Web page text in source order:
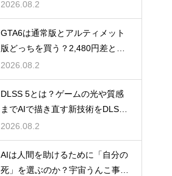
のか
2026.08.2
GTA6は通常版とアルティメット
版どっちを買う？2,480円差と予
約特典の違い
2026.08.2
DLSS 5とは？ゲームの光や質感
までAIで描き直す新技術をDLSS
4.5と比較
2026.08.2
AIは人間を助けるために「自分の
死」を選ぶのか？宇宙うんこ事件